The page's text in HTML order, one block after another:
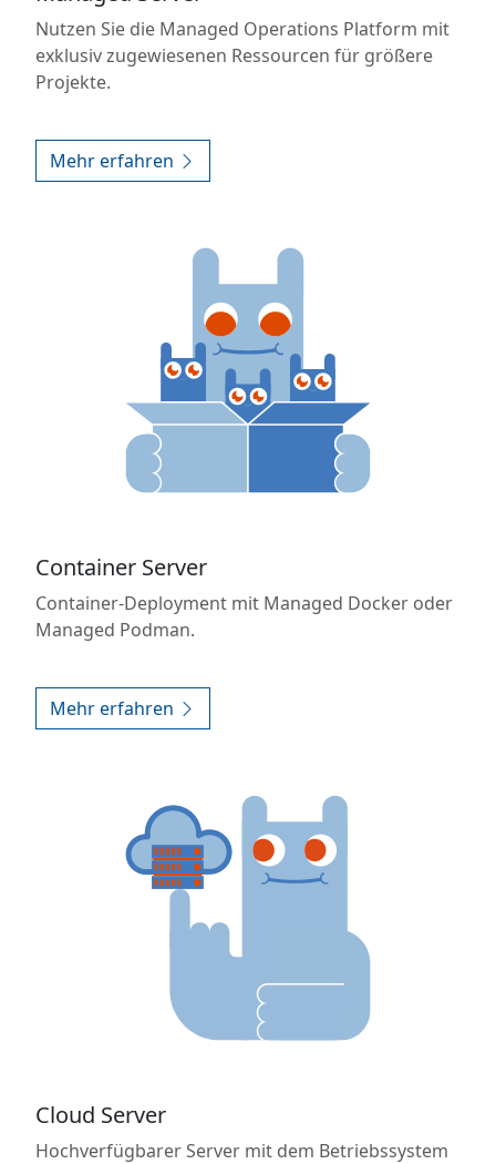
Nutzen Sie die Managed Operations Platform mit
exklusiv zugewiesenen Ressourcen für größere
Projekte.
Mehr erfahren
Container Server
Container-Deployment mit Managed Docker oder
Managed Podman.
Mehr erfahren
Cloud Server
Hochverfügbarer Server mit dem Betriebssystem